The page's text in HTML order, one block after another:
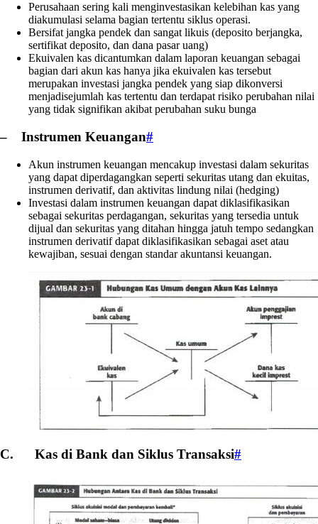
Perusahaan sering kali menginvestasikan kelebihan kas yang
diakumulasi selama bagian tertentu siklus operasi.
Bersifat jangka pendek dan sangat likuis (deposito berjangka,
sertifikat deposito, dan dana pasar uang)
Ekuivalen kas dicantumkan dalam laporan keuangan sebagai
bagian dari akun kas hanya jika ekuivalen kas tersebut
merupakan investasi jangka pendek yang siap dikonversi
menjadisejumlah kas tertentu dan terdapat risiko perubahan nilai
yang tidak signifikan akibat perubahan suku bunga
– Instrumen Keuangan#
Akun instrumen keuangan mencakup investasi dalam sekuritas
yang dapat diperdagangkan seperti sekuritas utang dan ekuitas,
instrumen derivatif, dan aktivitas lindung nilai (hedging)
Investasi dalam instrumen keuangan dapat diklasifikasikan
sebagai sekuritas perdagangan, sekuritas yang tersedia untuk
dijual dan sekuritas yang ditahan hingga jatuh tempo sedangkan
instrumen derivatif dapat diklasifikasikan sebagai aset atau
kewajiban, sesuai dengan standar akuntansi keuangan.
C. Kas di Bank dan Siklus Transaksi#